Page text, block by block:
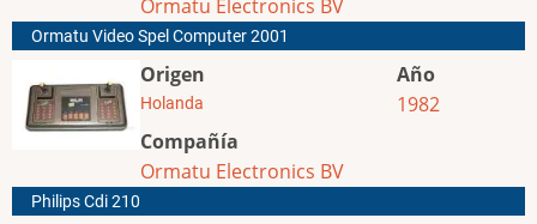
Ormatu Electronics BV
Ormatu Video Spel Computer 2001
Origen
Holanda
Compañía
Ormatu Electronics BV
Año
1982
Philips Cdi 210